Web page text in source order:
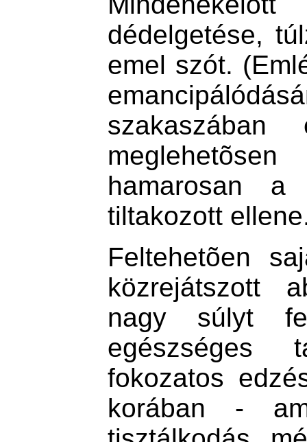
dédelgetése,
emel szót.
hamarosan
tiltakozott
Feltehetõen
közrejátszott
nagy súlyt
egészséges
fokozatos
korában -